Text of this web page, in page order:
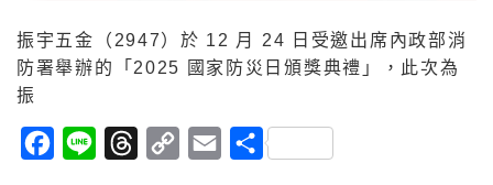
振宇五金（2947）於 12 月 24 日受邀出席內政部消
防署舉辦的「2025 國家防災日頒獎典禮」，此次為
振
Facebook
Line Threads
Copy Email分